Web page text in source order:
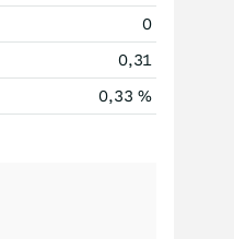
0
0,31
0,33 %